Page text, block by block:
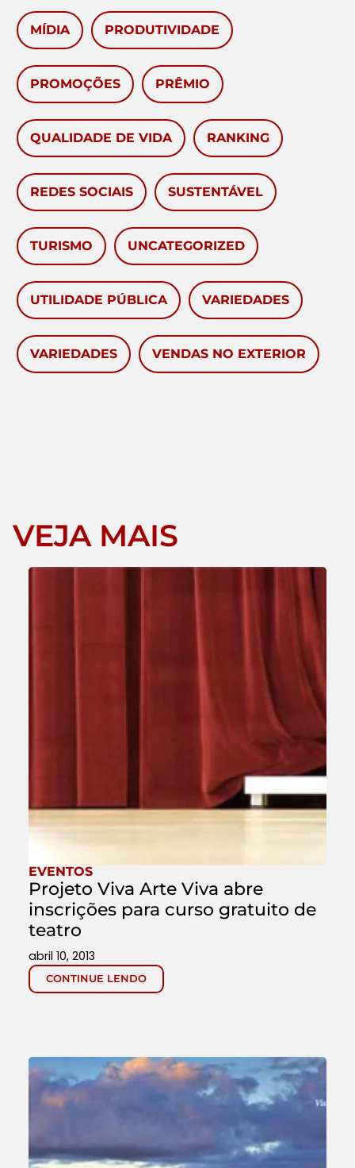
MÍDIA PRODUTIVIDADE
PROMOÇÕES PRÊMIO
QUALIDADE DE VIDA RANKING
REDES SOCIAIS SUSTENTÁVEL
TURISMO UNCATEGORIZED
UTILIDADE PÚBLICA VARIEDADES
VARIEDADES VENDAS NO EXTERIOR
VEJA MAIS
EVENTOS
Projeto Viva Arte Viva abre
inscrições para curso gratuito de
teatro
CONTINUE LENDO
abril 10, 2013